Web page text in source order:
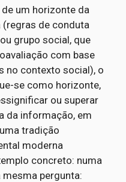
um horizonte da
de conduta
grupo social, que
com base
no contexto social), o
se como horizonte,
ou superar
da informação, em
tradição
moderna
concreto: numa
pergunta: